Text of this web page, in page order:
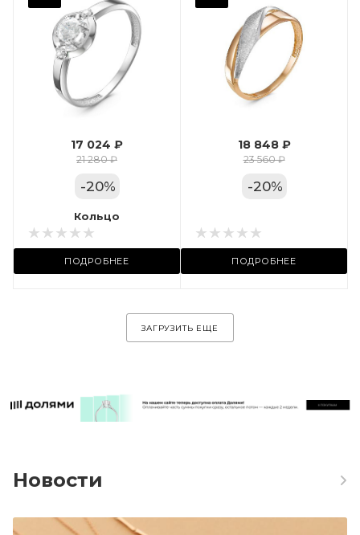
17 024 ₽
21 280 ₽
-20%
Кольцо
ПОДРОБНЕЕ
Вес драгметалла
Марка (бренд)
Дельта
Фианит
Цвет золота
КРАС
Местоположение:
ул. Пушкинская, 11А
18 848 ₽
23 560 ₽
-20%
ПОДРОБНЕЕ
ЗАГРУЗИТЬ ЕЩЕ
Новости